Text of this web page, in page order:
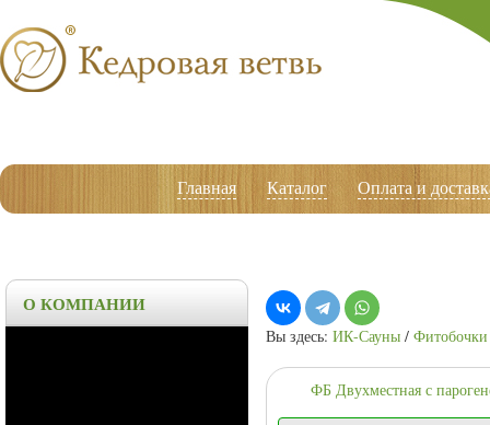
Главная Каталог Оплата и
О КОМПАНИИ
Вы здесь: ИК-Сауны / Фитобочки
ФБ Двухместная с